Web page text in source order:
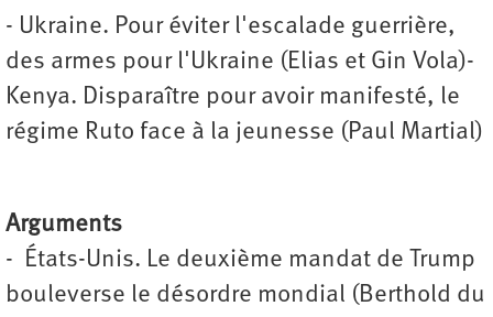
- Ukraine. Pour éviter l'escalade guerrière,
des armes pour l'Ukraine (Elias et Gin Vola)-
Kenya. Disparaître pour avoir manifesté, le
régime Ruto face à la jeunesse (Paul Martial)
Arguments
- États-Unis. Le deuxième mandat de Trump
bouleverse le désordre mondial (Berthold du